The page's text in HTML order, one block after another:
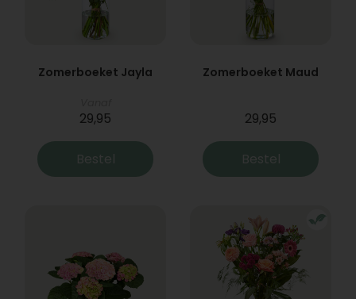
Zomerboeket Jayla
29,95
Bestel
Zomerboeket Maud
29,95
Bestel